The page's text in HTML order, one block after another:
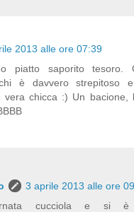
2013 alle ore 07:39
piatto saporito tesoro.
è davvero strepitoso
vera chicca :) Un bacione,
3 aprile 2013 alle ore
cucciola e si